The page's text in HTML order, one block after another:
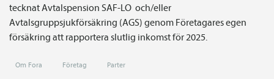
tecknat Avtals­pension SAF-LO och/eller
Avtalsgruppsjukförsäkring (AGS) genom Företagares egen
försäkring att rapportera slutlig inkomst för 2025.
Om Fora Företag Parter